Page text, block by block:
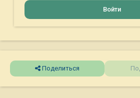
Войти
Поделиться